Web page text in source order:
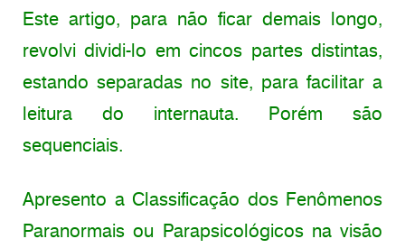
Este artigo, para não ficar demais longo,
revolvi dividi-lo em cincos partes distintas,
estando separadas no site, para facilitar a
leitura do internauta. Porém são
sequenciais.
Apresento a Classificação dos Fenômenos
Paranormais ou Parapsicológicos na visão